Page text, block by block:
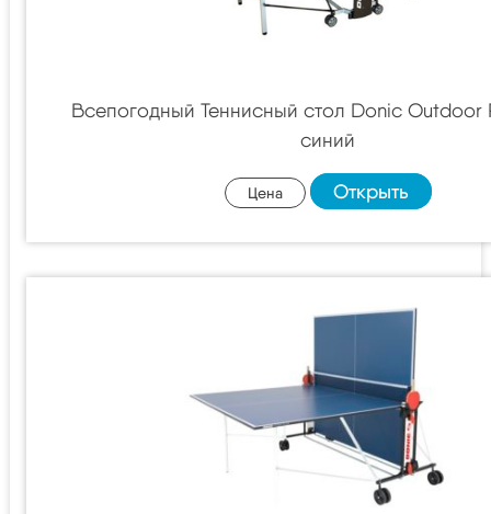
Всепогодный Теннисный стол Donic Outdoor
синий
Цена Открыть